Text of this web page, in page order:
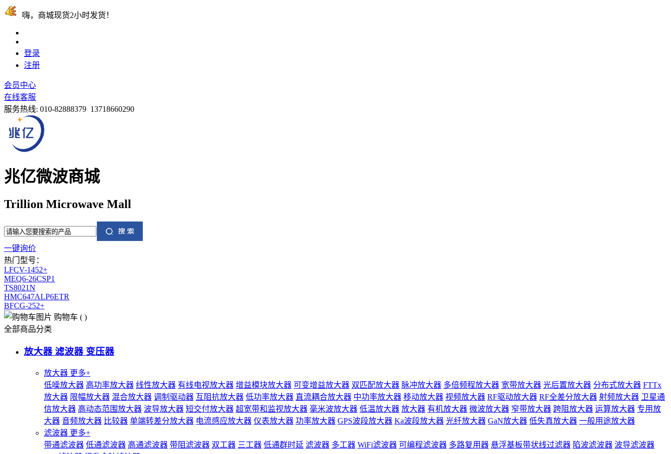
嗨，商城现货2小时发货！
登录
注册
会员中心
在线客服
服务热线: 010-82888379 13718660290
兆亿微波商城
Trillion Microwave Mall
一键询价
热门型号：
LFCV-1452+
MEQ6-26CSP1
TS8021N
HMC647ALP6ETR
BFCG-252+
购物车 ( )
全部商品分类
放大器 滤波器 变压器
放大器 更多+
低噪放大器 高功率放大器 线性放大器 有线电视放大器 增益模块放大器 可变增益放大器 双匹配放大器 脉冲放大器 多倍频程放大器 宽带放大器 光后置放大器 分布式放大器 FTTx
放大器 限幅放大器 混合放大器 调制驱动器 互阻抗放大器 低功率放大器 直流耦合放大器 中功率放大器 移动放大器 视频放大器 RF驱动放大器 RF全差分放大器 射频放大器 卫星通
信放大器 高动态范围放大器 波导放大器 短交付放大器 超宽带和监视放大器 毫米波放大器 低温放大器 放大器 有机放大器 微波放大器 窄带放大器 跨阻放大器 运算放大器 专用放
大器 音频放大器 比较器 单端转差分放大器 电流感应放大器 仪表放大器 功率放大器 GPS波段放大器 Ka波段放大器 光纤放大器 GaN放大器 低失真放大器 一般用途放大器
滤波器 更多+
带通滤波器 低通滤波器 高通滤波器 带阻滤波器 双工器 三工器 低通群时延 滤波器 多工器 WiFi滤波器 可编程滤波器 多路复用器 悬浮基板带状线过滤器 陷波滤波器 波导滤波器